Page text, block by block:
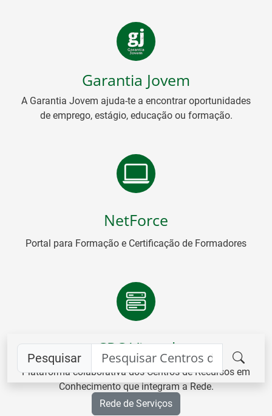
Garantia Jovem
A Garantia Jovem ajuda-te a encontrar oportunidades
de emprego, estágio, educação ou formação.
NetForce
Portal para Formação e Certificação de Formadores
CRC Virtual
Plataforma colaborativa dos Centros de Recursos em
Conhecimento que integram a Rede.
Pesquisar
Rede de Serviços